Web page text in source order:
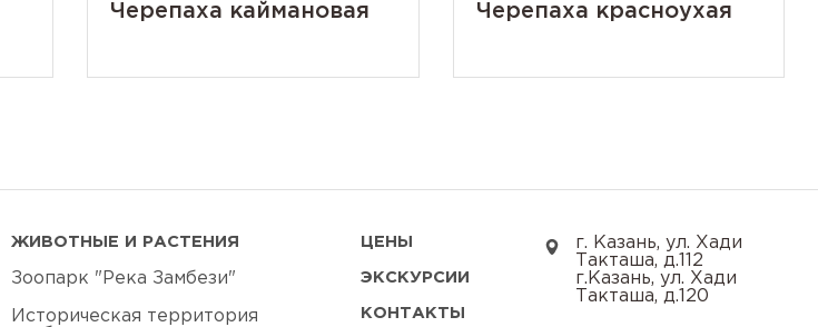
Черепаха каймановая Черепаха красноухая
ЖИВОТНЫЕ И РАСТЕНИЯ
Зоопарк "Река Замбези"
Историческая территория
ЦЕНЫ
ЭКСКУРСИИ
КОНТАКТЫ
г. Казань, ул. Хади
Такташа, д.112
г.Казань, ул. Хади
Такташа, д.120